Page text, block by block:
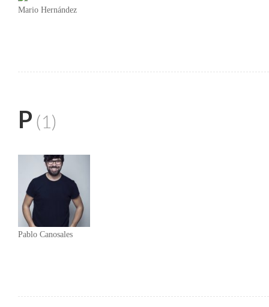
Mario Hernández
P (1)
Pablo Canosales